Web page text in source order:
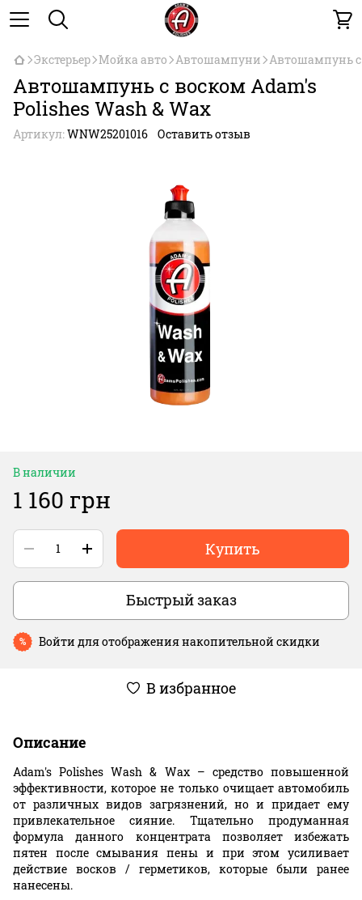
Экстерьер Мойка авто Автошампуни Автошампунь с
Автошампунь с воском Adam's
Polishes Wash & Wax
Артикул:WNW252­01­016 Оставить отзыв
В наличии
1 160 грн
Купить
Быстрый заказ
% Войти для отображения накопительной скидки
В избранное
Описание
Adam's Polishes Wash & Wax – средство повышенной
эффективности, которое не только очищает автомобиль
от различных видов загрязнений, но и придает ему
привлекательное сияние. Тщательно продуманная
формула данного концентрата позволяет избежать
пятен после смывания пены и при этом усиливает
действие восков / герметиков, которые были ранее
нанесены.